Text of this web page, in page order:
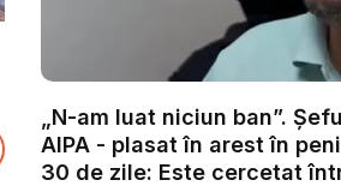
„N-am luat niciun ban”.
AIPA - plasat în arest în
30 de zile: Este cercetat